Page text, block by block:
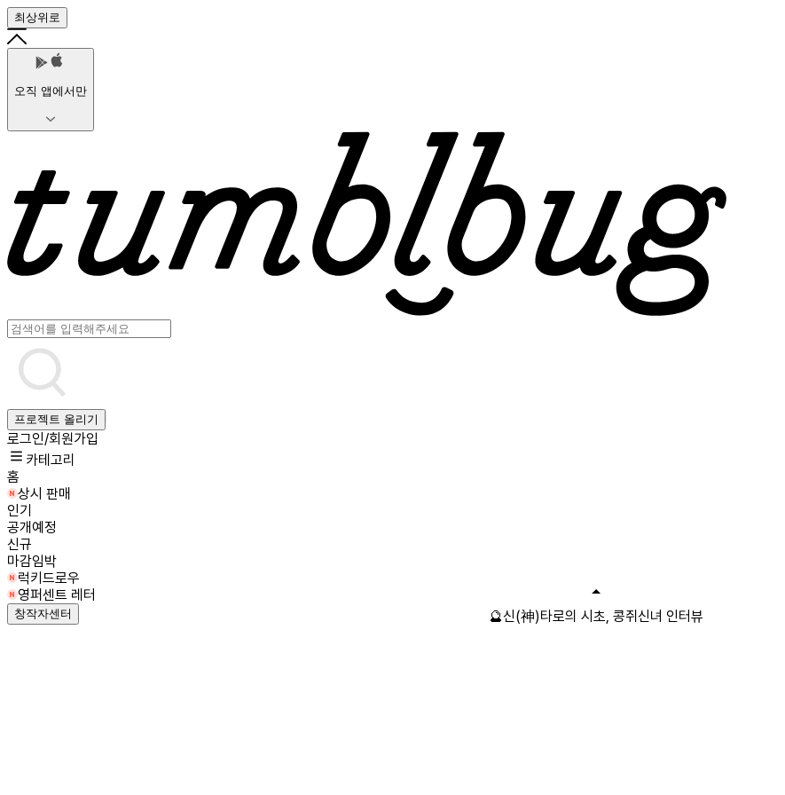
최상위로
오직 앱에서만
프로젝트 올리기
로그인/회원가입
카테고리
홈
상시 판매
인기
공개예정
신규
마감임박
럭키드로우
영퍼센트 레터
창작자센터 🔮신(神)타로의 시초, 콩쥐신녀 인터뷰